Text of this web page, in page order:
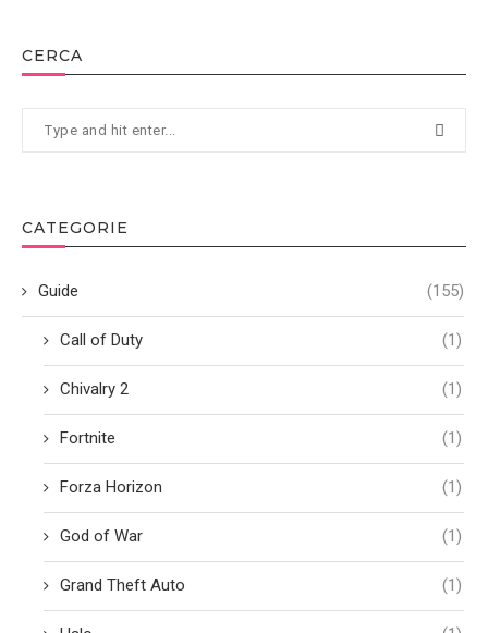
CERCA
CATEGORIE
Guide (155)
Call of Duty (1)
Chivalry 2 (1)
Fortnite (1)
Forza Horizon (1)
God of War (1)
Grand Theft Auto (1)